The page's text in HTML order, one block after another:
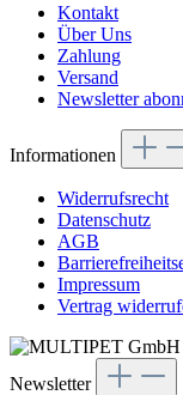
Kontakt
Über Uns
Zahlung
Versand
Newsletter
Informationen
Widerrufsrecht
Datenschutz
AGB
Impressum
Vertrag
Newsletter